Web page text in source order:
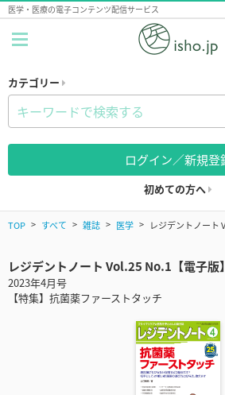
医学・医療の電子コンテンツ配信サービス
カテゴリー
ログイン／新規登
初めての方へ
TOP すべて 雑誌 医学 レジデントノート
レジデントノート Vol.25 No.1【電子版】
2023年4月号
【特集】抗菌薬ファーストタッチ